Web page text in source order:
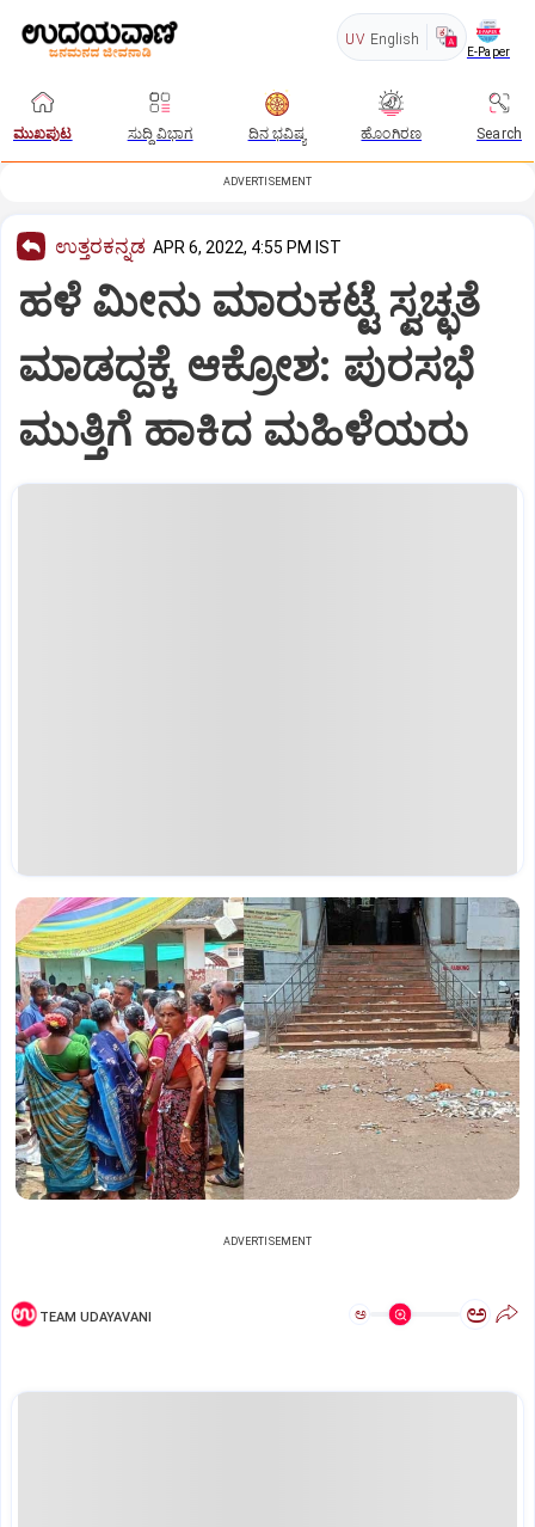
UV English
E-Paper
ಮುಖಪುಟ ಸುದ್ದಿ ವಿಭಾಗ ದಿನ ಭವಿಷ್ಯ ಹೊಂಗಿರಣ Search
ADVERTISEMENT
ಉತ್ತರಕನ್ನಡ APR 6, 2022, 4:55 PM IST
ಹಳೆ ಮೀನು ಮಾರುಕಟ್ಟೆ ಸ್ವಚ್ಛತೆ
ಮಾಡದ್ದಕ್ಕೆ ಆಕ್ರೋಶ: ಪುರಸಭೆ
ಮುತ್ತಿಗೆ ಹಾಕಿದ ಮಹಿಳೆಯರು
ADVERTISEMENT
TEAM UDAYAVANI ಅ ಅ